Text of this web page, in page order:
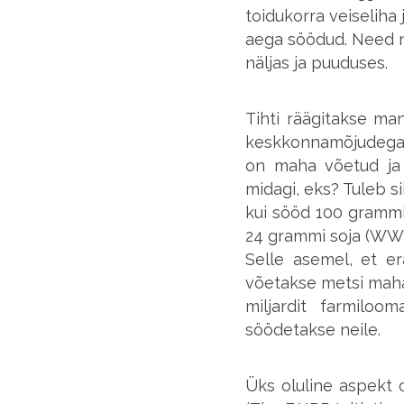
toidukorra veiseliha
aega söödud. Need
näljas ja puuduses.
Tihti räägitakse
on maha võetud
midagi, eks? Tuleb
kui sööd 100
24 grammi soja
Selle asemel, et
võetakse metsi
miljardit
söödetakse neile.
Üks oluline aspekt